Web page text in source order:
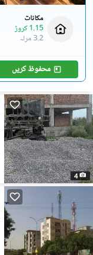
مکانات
1.15 کروڑ
3.2 مرلہ
محفوظ کریں
4